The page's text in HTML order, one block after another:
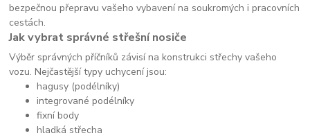
bezpečnou přepravu vašeho vybavení na soukromých i pracovních
cestách.
Jak vybrat správné střešní nosiče
Výběr správných příčníků závisí na konstrukci střechy vašeho
vozu. Nejčastější typy uchycení jsou:
hagusy (podélníky)
integrované podélníky
fixní body
hladká střecha